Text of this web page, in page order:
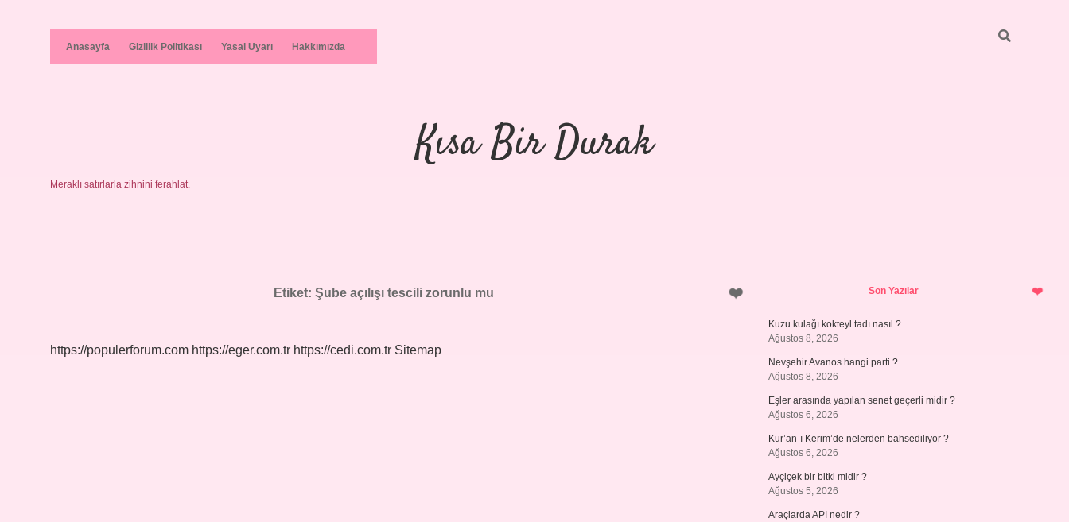
Anasayfa Gizlilik Politikası Yasal Uyarı Hakkımızda
Kısa Bir Durak
Meraklı satırlarla zihnini ferahlat.
Etiket:Şube açılışı tescili zorunlu mu
https://populerforum.com https://eger.com.tr https://cedi.com.tr Sitemap
SidebarSon Yazılar
Kuzu kulağı kokteyl tadı nasıl ?
Ağustos 8, 2026
Nevşehir Avanos hangi parti ?
Ağustos 8, 2026
Eşler arasında yapılan senet geçerli midir ?
Ağustos 6, 2026
Kur’an-ı Kerim’de nelerden bahsediliyor ?
Ağustos 6, 2026
Ayçiçek bir bitki midir ?
Ağustos 5, 2026
Araçlarda API nedir ?